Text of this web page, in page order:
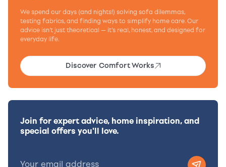
We spend our days (and nights!) solving sofa dilemmas,
testing fabrics, and finding ways to simplify home care. Our
advice isn’t just theoretical — it’s real, honest, and designed for
everyday life.
Discover Comfort Works
Join for expert advice, home inspiration, and
special offers you'll love.